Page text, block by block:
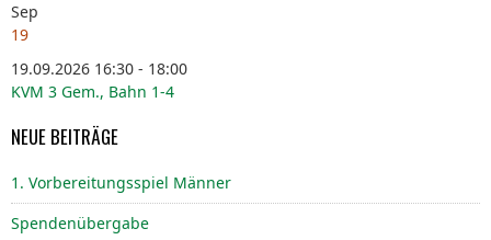
Sep
19
19.09.2026 16:30 - 18:00
KVM 3 Gem., Bahn 1-4
NEUE BEITRÄGE
1. Vorbereitungsspiel Männer
Spendenübergabe